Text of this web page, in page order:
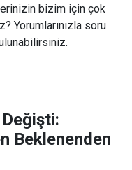
bizim için çok
Yorumlarınızla soru
Değişti:
Beklenenden